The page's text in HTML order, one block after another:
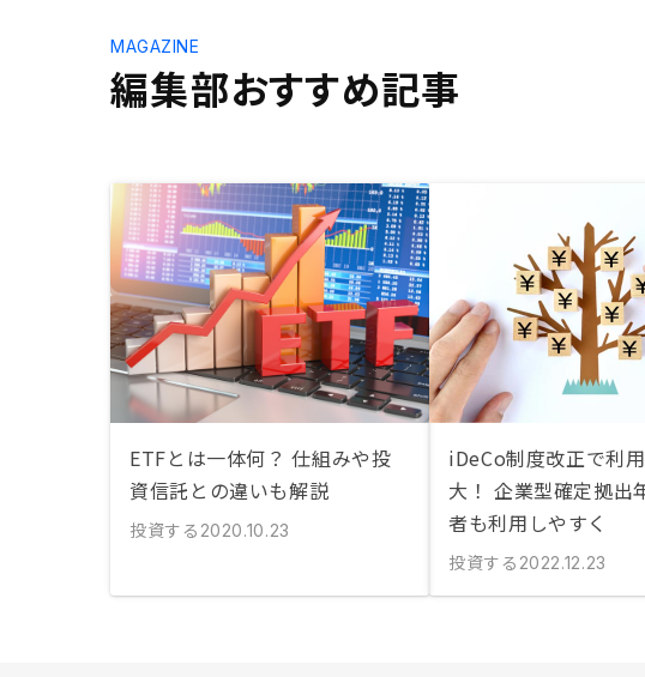
編集部おすすめ記事
MAGAZINE
ETFとは一体何？ 仕組みや投
資信託との違いも解説
投資する 2020.10.23
iDeCo制度改正で利
大！ 企業型確定拠出
者も利用しやすく
投資する 2022.12.23